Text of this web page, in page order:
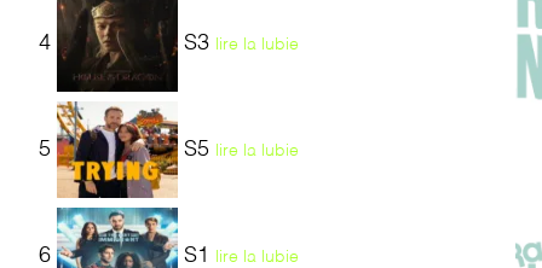
4 S3 lire la lubie
5 S5 lire la lubie
6 S1 lire la lubie